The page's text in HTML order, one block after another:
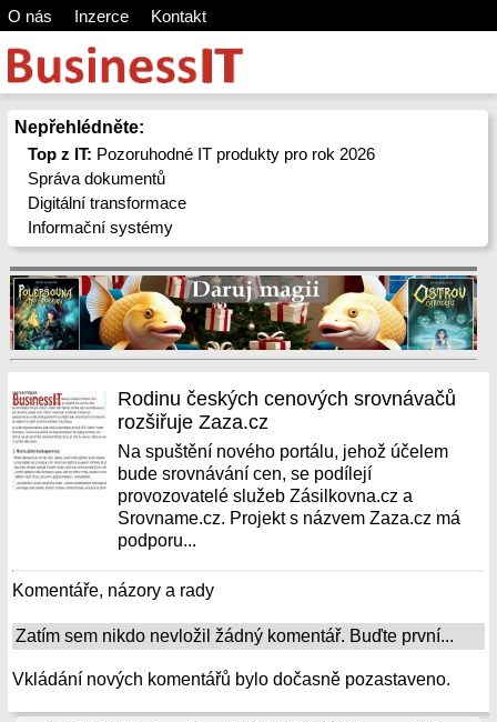
O nás Inzerce Kontakt
Nepřehlédněte:
Top z IT: Pozoruhodné IT produkty pro rok 2026
Správa dokumentů
Digitální transformace
Informační systémy
Rodinu českých cenových srovnávačů
rozšiřuje Zaza.cz
Na spuštění nového portálu, jehož účelem
bude srovnávání cen, se podílejí
provozovatelé služeb Zásilkovna.cz a
Srovname.cz. Projekt s názvem Zaza.cz má
podporu...
Komentáře, názory a rady
Zatím sem nikdo nevložil žádný komentář. Buďte první...
Vkládání nových komentářů bylo dočasně pozastaveno.